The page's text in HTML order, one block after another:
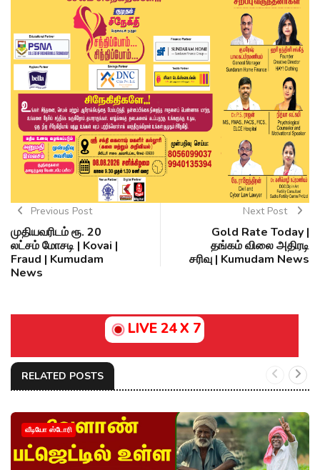
Previous Post
முதியவரிடம் ரூ. 20
லட்சம் மோசடி | Kovai |
Fraud | Kumudam
News
Next Post
Gold Rate Today |
தங்கம் விலை அதிரடி
சரிவு | Kumudam News
LIVE 24 X 7
RELATED POSTS
வீடியோ ஸ்டோரி